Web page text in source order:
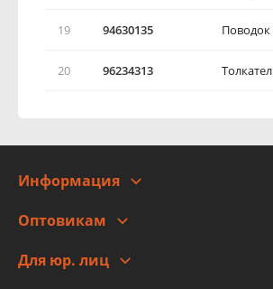
19 94630135 Поводок
20 96234313
Информация
Адреса
Новости
Оптовикам
Для юр. лиц